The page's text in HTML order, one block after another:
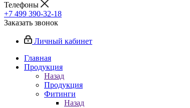
Телефоны
+7 499 390-32-18
Заказать звонок
Личный кабинет
Главная
Продукция
Назад
Продукция
Фитинги
Назад